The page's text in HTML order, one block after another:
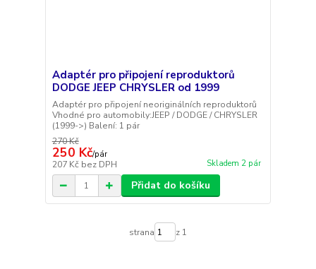
Adaptér pro připojení reproduktorů
DODGE JEEP CHRYSLER od 1999
Adaptér pro připojení neoriginálních reproduktorů
Vhodné pro automobily:JEEP / DODGE / CHRYSLER
(1999->) Balení: 1 pár
270 Kč
250 Kč/pár
207 Kč bez DPH Skladem 2 pár
Přidat do košíku
strana z 1